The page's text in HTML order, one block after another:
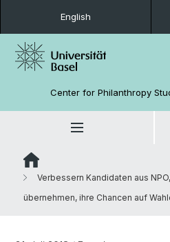
English
Center for Philanthropy
Verbessern Kandidaten aus
übernehmen, ihre Chancen auf